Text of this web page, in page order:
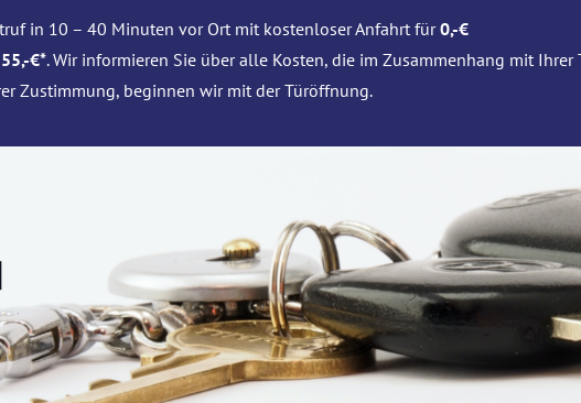
in 10 – 40 Minuten vor Ort mit kostenloser Anfahrt für0,-€
55,-€*. Wir informieren Sie über alle Kosten, die im Zusammenhang mit
Zustimmung, beginnen wir mit der Türöffnung.